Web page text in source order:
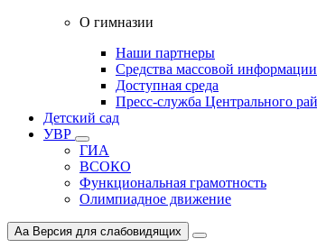
О гимназии
Наши партнеры
Средства массовой
Доступная среда
Пресс-служба Центрального
Детский сад
УВР
ГИА
ВСОКО
Функциональная грамотность
Олимпиадное движение
Aa Версия для слабовидящих